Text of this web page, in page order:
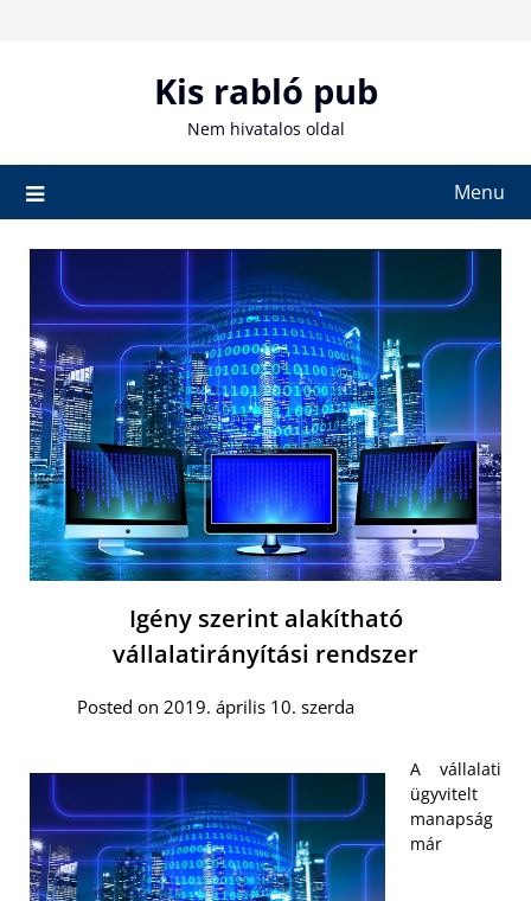
Kis rabló pub
Nem hivatalos oldal
Menu
Igény szerint alakítható
vállalatirányítási rendszer
Posted on 2019. április 10. szerda
A vállalati
ügyvitelt
manapság
már